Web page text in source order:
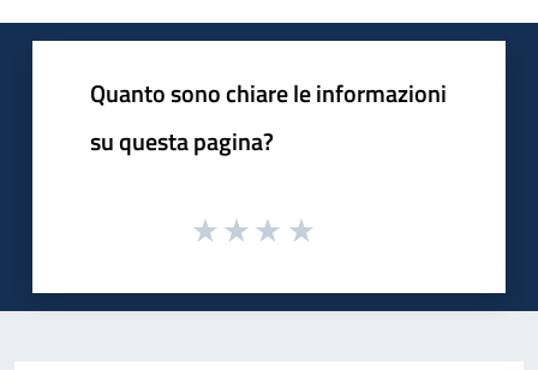
Quanto sono chiare le informazioni
su questa pagina?